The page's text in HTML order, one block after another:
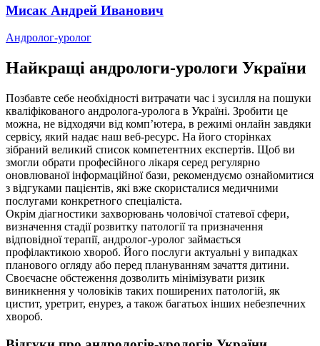
Мисак Андрей Иванович
Андролог-уролог
Найкращі андрологи-урологи України
Позбавте себе необхідності витрачати час і зусилля на пошуки
кваліфікованого андролога-уролога в Україні. Зробити це
можна, не відходячи від комп’ютера, в режимі онлайн завдяки
сервісу, який надає наш веб-ресурс. На його сторінках
зібраний великий список компетентних експертів. Щоб ви
змогли обрати професійного лікаря серед регулярно
оновлюваної інформаційної бази, рекомендуємо ознайомитися
з відгуками пацієнтів, які вже скористалися медичними
послугами конкретного спеціаліста.
Окрім діагностики захворювань чоловічої статевої сфери,
визначення стадії розвитку патології та призначення
відповідної терапії, андролог-уролог займається
профілактикою хвороб. Його послуги актуальні у випадках
планового огляду або перед плануванням зачаття дитини.
Своєчасне обстеження дозволить мінімізувати ризик
виникнення у чоловіків таких поширених патологій, як
цистит, уретрит, енурез, а також багатьох інших небезпечних
хвороб.